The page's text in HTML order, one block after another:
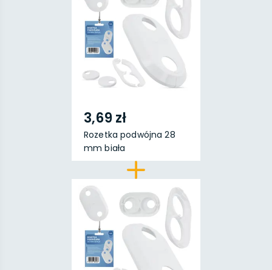
3,69 zł
Rozetka podwójna 28
mm biała